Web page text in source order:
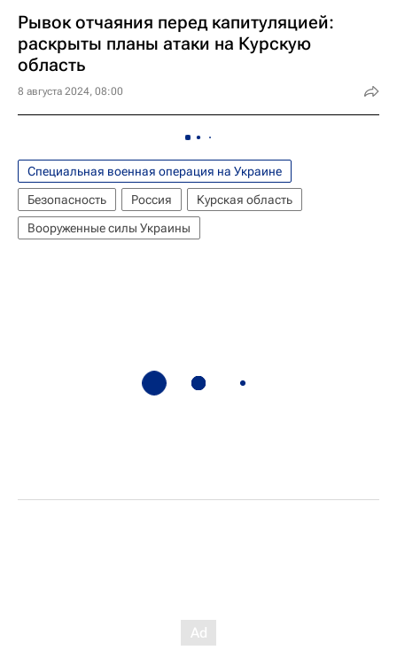
Рывок отчаяния перед капитуляцией:
раскрыты планы атаки на Курскую
область
8 августа 2024, 08:00
Специальная военная операция на Украине
Безопасность
Россия
Курская область
Вооруженные силы Украины